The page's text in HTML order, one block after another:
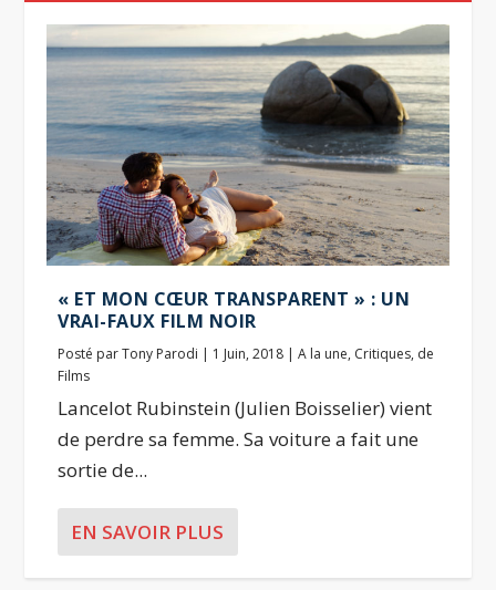
« ET MON CŒUR TRANSPARENT » : UN
VRAI-FAUX FILM NOIR
Posté parTony Parodi | 1 Juin, 2018 |A la une, Critiques, de
Films
Lancelot Rubinstein (Julien Boisselier) vient
de perdre sa femme. Sa voiture a fait une
sortie de...
EN SAVOIR PLUS